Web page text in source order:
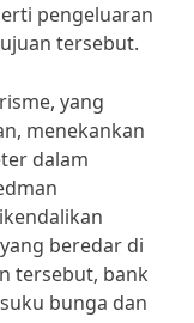
pengeluaran
tersebut.
yang
menekankan
dalam
beredar di
tersebut, bank
bunga dan